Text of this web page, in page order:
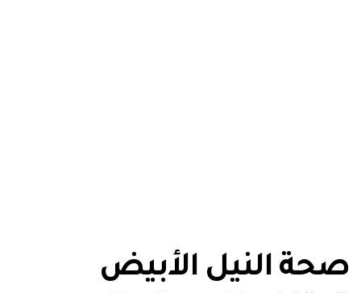
صحة النيل الأبيض